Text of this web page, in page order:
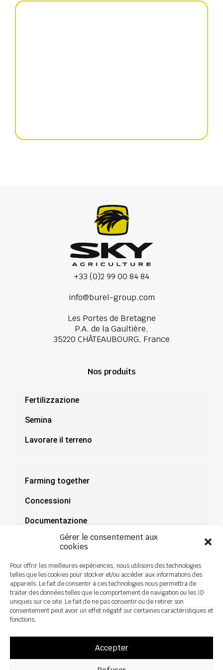
Gérer le consentement aux
cookies
Pour offrir les meilleures expériences, nous utilisons des technologies
telles que les cookies pour stocker et/ou accéder aux informations des
appareils. Le fait de consentir à ces technologies nous permettra de
traiter des données telles que le comportement de navigation ou les ID
uniques sur ce site. Le fait de ne pas consentir ou de retirer son
consentement peut avoir un effet négatif sur certaines caractéristiques et
fonctions.
Accepter
+33 (0)2 99 00 84 84
info@burel-group.com
Les Portes de Bretagne
P.A. de la Gaultière,
35220 CHÂTEAUBOURG, France
Nos produits
Fertilizzazione
Semina
Lavorare il terreno
Farming together
Concessioni
Documentazione